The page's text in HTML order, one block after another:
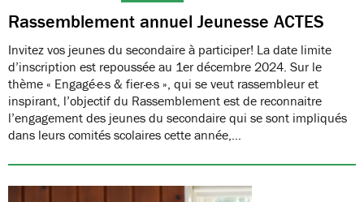
Rassemblement annuel Jeunesse ACTES
Invitez vos jeunes du secondaire à participer! La date limite
d’inscription est repoussée au 1er décembre 2024. Sur le
thème « Engagé·e·s & fier·e·s », qui se veut rassembleur et
inspirant, l’objectif du Rassemblement est de reconnaitre
l’engagement des jeunes du secondaire qui se sont impliqués
dans leurs comités scolaires cette année,…